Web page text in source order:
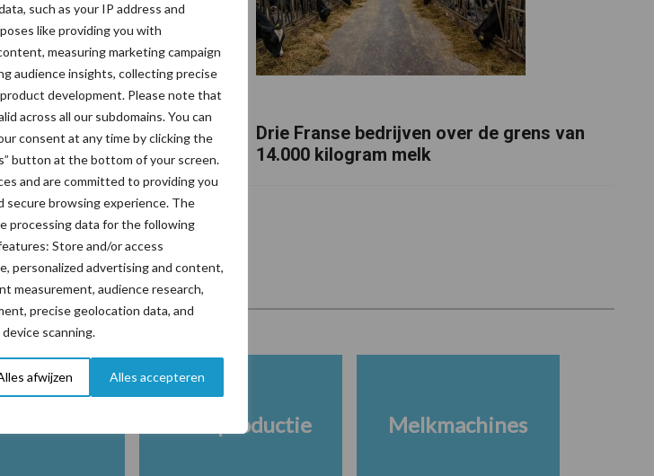
such as your IP address and
like providing you with
measuring marketing campaign
audience insights, collecting precise
development. Please note that
across all our subdomains. You can
consent at any time by clicking the
button at the bottom of your screen.
and are committed to providing you
secure browsing experience. The
processing data for the following
Store and/or access
personalized advertising and content,
measurement, audience research,
precise geolocation data, and
scanning.
afwijzen Alles accepteren
is in Polen groter
Drie Franse bedrijven over de grens van
14.000 kilogram melk
Wet en regelgeving
Melkproductie Melkmachines